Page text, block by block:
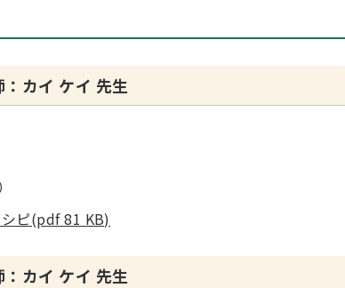
カイ ケイ 先生
ピ(pdf 81 KB)
カイ ケイ 先生